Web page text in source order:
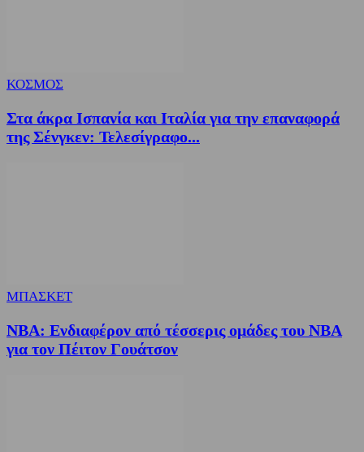
ΚΟΣΜΟΣ
Στα άκρα Ισπανία και Ιταλία για την επαναφορά
της Σένγκεν: Τελεσίγραφο...
ΜΠΑΣΚΕΤ
NBA: Ενδιαφέρον από τέσσερις ομάδες του NBA
για τον Πέιτον Γουάτσον